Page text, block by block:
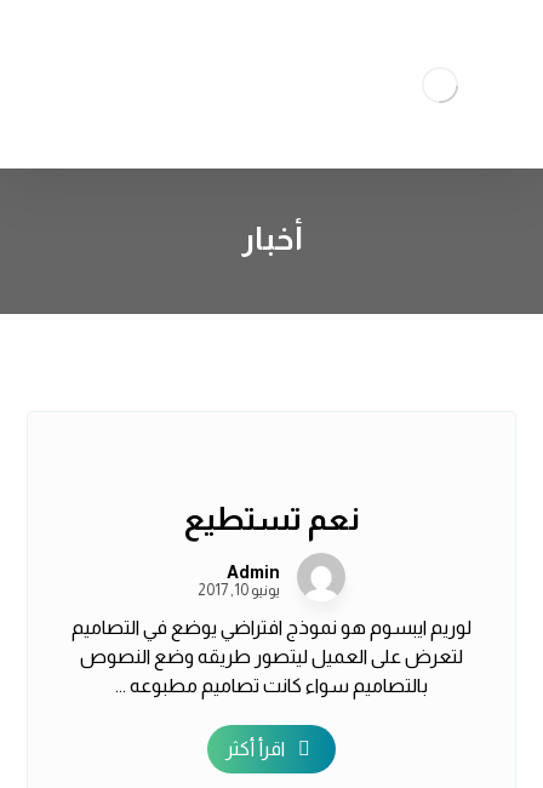
أخبار
نعم تستطيع
Admin
يونيو 10, 2017
لوريم ايبسوم هو نموذج افتراضي يوضع في التصاميم
لتعرض على العميل ليتصور طريقه وضع النصوص
بالتصاميم سواء كانت تصاميم مطبوعه ...
اقرأ أكثر